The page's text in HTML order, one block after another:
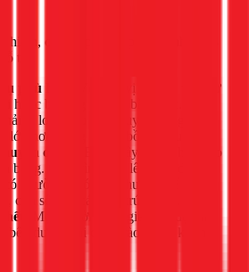
hiểm, cần sự phối hợp của ít nhất 2-3
trợ.
phù hợp:
Với các vị trí cao, việc sử
hoặc ba lăng xích là bắt buộc. Dây
là loại chịu lực chuyên dụng, có
lớn hơn trọng lượng bồn nhiều lần.
chậm:
Buộc dây chắc chắn vào
bằng. Quá trình kéo lên phải diễn ra
có người ở dưới điều hướng để tránh
cửa sổ hay các cấu trúc khác.
Mọi người tham gia phải đội mũ
bên dưới phải được rào chắn, không